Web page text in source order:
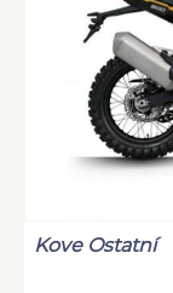
Kove Ostatní